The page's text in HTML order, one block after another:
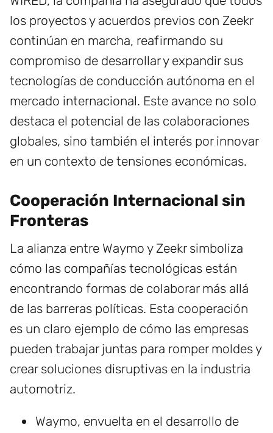
los proyectos y acuerdos previos con Zeekr
continúan en marcha, reafirmando su
compromiso de desarrollar y expandir sus
tecnologías de conducción autónoma en el
mercado internacional. Este avance no solo
destaca el potencial de las colaboraciones
globales, sino también el interés por innovar
en un contexto de tensiones económicas.
Cooperación Internacional sin
Fronteras
La alianza entre Waymo y Zeekr simboliza
cómo las compañías tecnológicas están
encontrando formas de colaborar más allá
de las barreras políticas. Esta cooperación
es un claro ejemplo de cómo las empresas
pueden trabajar juntas para romper moldes y
crear soluciones disruptivas en la industria
automotriz.
Waymo, envuelta en el desarrollo de